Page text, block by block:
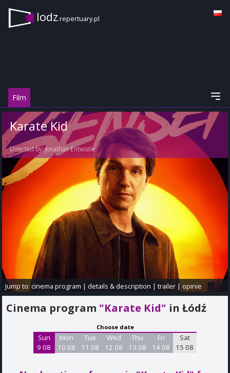
lodz.repertuary.pl
Film
Karate Kid
Directed by:Jonathan Entwistle
Jump to:cinema program |details & description |trailer |opinie
Cinema program "Karate Kid" in Łódź
Choose date
Sun
9 08
Mon
10 08
Tue
11 08
Wed
12 08
Thu
13 08
Fri
14 08
Sat
15 08